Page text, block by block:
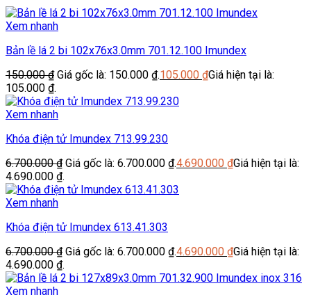
Xem nhanh
Bản lề lá 2 bi 102x76x3.0mm 701.12.100 Imundex
150.000₫ Giá gốc là: 150.000 ₫.105.000 ₫Giá hiện tại là:
105.000 ₫.
Xem nhanh
Khóa điện tử Imundex 713.99.230
6.700.000₫ Giá gốc là: 6.700.000 ₫.4.690.000 ₫Giá hiện tại là:
4.690.000 ₫.
Xem nhanh
Khóa điện tử Imundex 613.41.303
6.700.000₫ Giá gốc là: 6.700.000 ₫.4.690.000 ₫Giá hiện tại là:
4.690.000 ₫.
Xem nhanh